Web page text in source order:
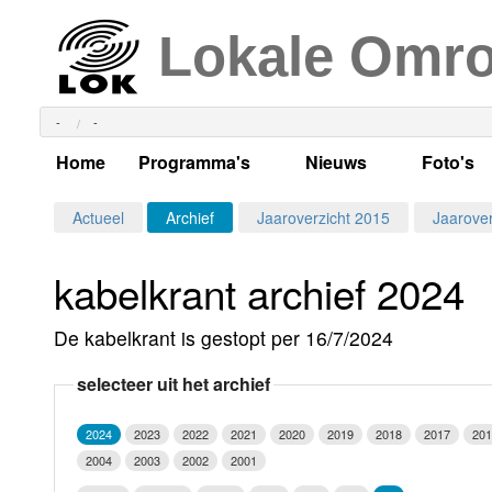
Lokale
- -
Home Programma's
Alle dagen
Per dag
Maandag
Luister LOK Live
Nieuws
Actueel Lokaal
Kabelkrant
Foto's
Actueel Archief Jaaroverzicht 2015
kabelkrant archief 2024
De kabelkrant is gestopt per 16/7/2024
selecteer uit het archief
2024 2023 2022 2021 2020 2019 2018 2017
2004
2003 2002
2001